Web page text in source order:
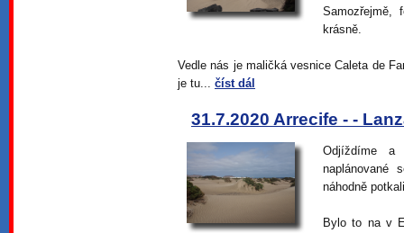
krásně.
Vedle nás je maličká vesnice Caleta de
je tu... číst dál
31.7.2020 Arrecife - -
Odjíždíme a
náhodně
Bylo to na v